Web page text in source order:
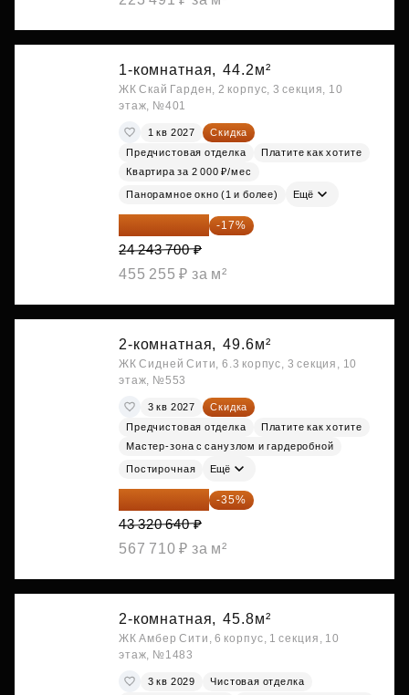
1-комнатная, 44.2м²
ЖК Скай Гарден, 2 корпус, 3 секция, 10
этаж, №401
1 кв 2027
Скидка
Предчистовая отделка
Платите как хотите
Квартира за 2 000 ₽/мес
Панорамное окно (1 и более) Ещё
20 122 271 ₽ -17%
24 243 700 ₽
455 255 ₽ за м²
2-комнатная, 49.6м²
ЖК Сидней Сити, 6.3 корпус, 3 секция, 10
этаж, №553
3 кв 2027
Скидка
Предчистовая отделка
Платите как хотите
Мастер-зона с санузлом и гардеробной
Постирочная Ещё
28 158 416 ₽ -35%
43 320 640 ₽
567 710 ₽ за м²
2-комнатная, 45.8м²
ЖК Амбер Сити, 6 корпус, 1 секция, 10
этаж, №1483
3 кв 2029
Чистовая отделка